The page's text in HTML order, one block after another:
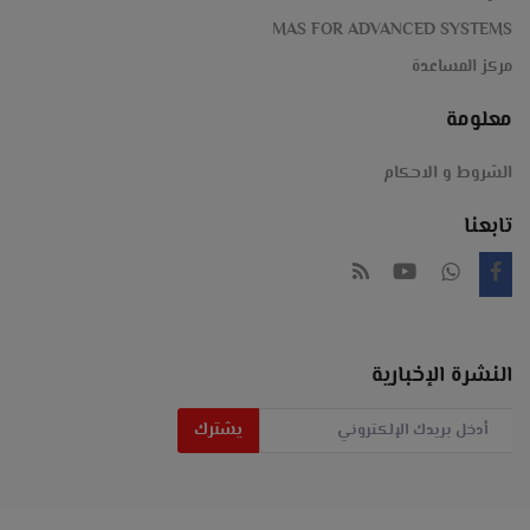
الخليج-
#عد
#نقود
#كشف
#التزوير
#مزور
#ماكينة_عد
MAS FOR ADVANCED SYSTEMS
مركز المساعدة
معلومة
الشروط و الاحكام
تابعنا
النشرة الإخبارية
يشترك